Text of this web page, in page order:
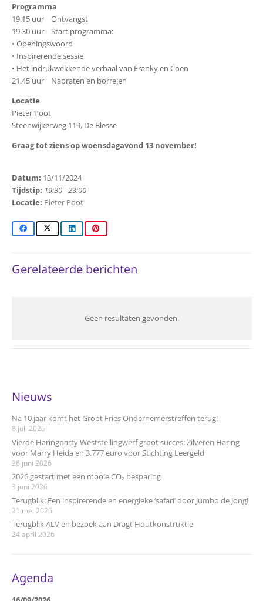
Programma
19.15 uur Ontvangst
19.30 uur Start programma:
• Openingswoord
• Inspirerende sessie
• Het indrukwekkende verhaal van Franky en Coen
21.45 uur Napraten en borrelen
Locatie
Pieter Poot
Steenwijkerweg 119, De Blesse
Graag tot ziens op woensdagavond 13 november!
Datum: 13/11/2024
Tijdstip: 19:30 - 23:00
Locatie: Pieter Poot
Gerelateerde berichten
Geen resultaten gevonden.
Nieuws
Na 10 jaar komt het Groot Fries Ondernemerstreffen terug!
8 juli 2026
Vierde Haringparty Weststellingwerf groot succes: Zilveren Haring
voor Marry Heida en 3.777 euro voor Stichting Leergeld
26 juni 2026
2026 gestart met een mooie CO₂ besparing
3 juni 2026
Terugblik: Een inspirerende en energieke ‘safari’ door Jumbo de Jong!
21 mei 2026
Terugblik ALV en bezoek aan Dragt Houtkonstruktie
24 april 2026
Agenda